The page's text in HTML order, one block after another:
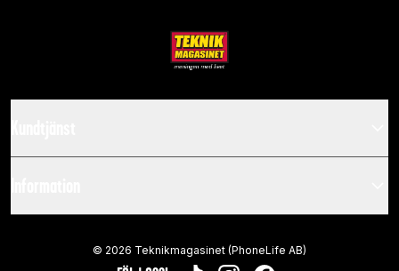
© 2026 Teknikmagasinet (PhoneLife AB)